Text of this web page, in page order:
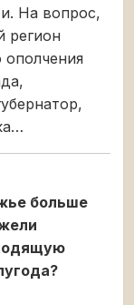
На вопрос,
регион
ополчения
больше